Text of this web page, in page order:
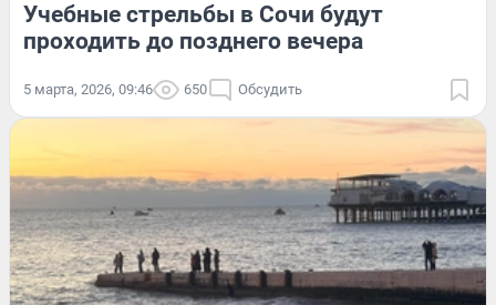
Учебные стрельбы в Сочи будут
проходить до позднего вечера
5 марта, 2026, 09:46 650 Обсудить